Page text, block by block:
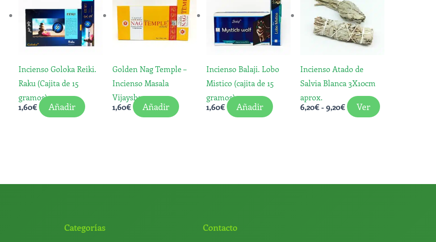
Incienso Goloka Reiki.
Raku (Cajita de 15
gramos)
1,60€ Añadir
Golden Nag Temple –
Incienso Masala
Vijayshree
1,60€ Añadir
Incienso Balaji. Lobo
Mistico (cajita de 15
gramos)
1,60€ Añadir
Incienso Atado de
Salvia Blanca 3X10cm
aprox.
6,20€ - 9,20€
desde
6,20€
hasta
9,20€
Ver
elegir
Categorías
Contacto